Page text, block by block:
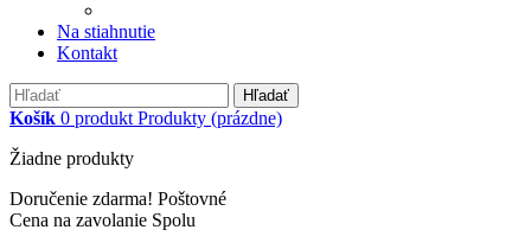
Na stiahnutie
Kontakt
Hľadať
Košík 0 produkt Produkty (prázdne)
Žiadne produkty
Doručenie zdarma! Poštovné
Cena na zavolanie Spolu